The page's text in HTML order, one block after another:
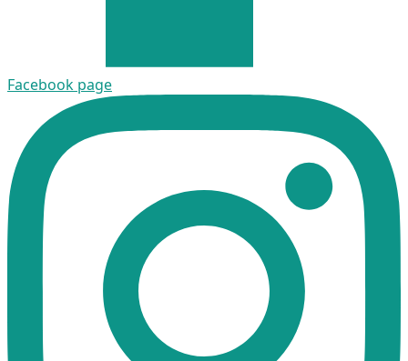
Facebook page